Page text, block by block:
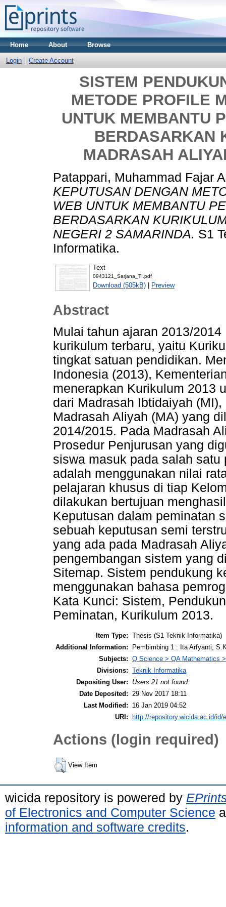
Home About Browse
Login Create Account
SISTEM
METODE PROFILE
UNTUK MEMBANTU
BERDASARKAN
MADRASAH
Patappari, Muhammad Fajar
KEPUTUSAN DENGAN
WEB UNTUK MEMBANTU
BERDASARKAN
NEGERI 2 SAMARINDA. S1
Informatika.
Text
0943121_Sarjana_TI.pdf
Download (505kB) | Preview
Abstract
Mulai tahun ajaran 2013/
kurikulum terbaru, yaitu
tingkat satuan pendidikan.
Indonesia (2013),
menerapkan Kurikulum 2013
dari Madrasah Ibtidaiyah
Madrasah Aliyah (MA) yang
2014/2015. Pada Madrasah
Prosedur Penjurusan yang
siswa masuk pada salah
adalah menggunakan nilai
pelajaran khusus di tiap
dilakukan bertujuan
Keputusan dalam peminatan
sebuah keputusan semi
yang ada pada Madrasah
pengembangan sistem yang
Sitemap. Sistem pendukung
menggunakan bahasa
Kata Kunci: Sistem,
Peminatan, Kurikulum 2013.
Item Type: Thesis (S1 Teknik Informatika)
Additional Information:
Pembimbing 1 : Ita Arfyanti,
Subjects: Q Science > QA Mathematics
Divisions: Teknik Informatika
Depositing User:
Users 21 not found.
Date Deposited:
29 Nov 2017 18:11
Last Modified:
16 Jan 2019 04:52
URI:
http://repository.wicida.ac.id/id/
Actions (login required)
View Item
wicida repository is powered by
of Electronics and Computer Science
information and software credits.